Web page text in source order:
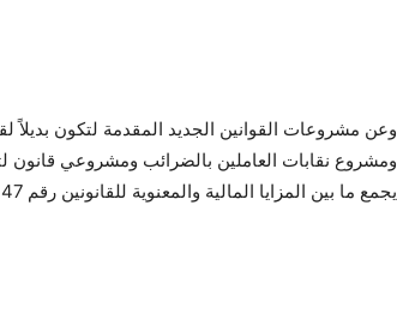
وعن مشروعات القوانين الجديد المقدمة لتكون
ومشروع نقابات العاملين بالضرائب ومشروعي قانون
يجمع ما بين المزايا المالية والمعنوية للقانونين رقم 47 لسنة 78 والملغي بالقانون رقم 18 لسنة 2015.